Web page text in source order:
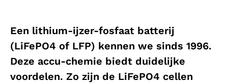
Een lithium-ijzer-fosfaat batterij
(LiFePO4 of LFP) kennen we sinds 1996.
Deze accu-chemie biedt duidelijke
voordelen. Zo zijn de LiFePO4 cellen